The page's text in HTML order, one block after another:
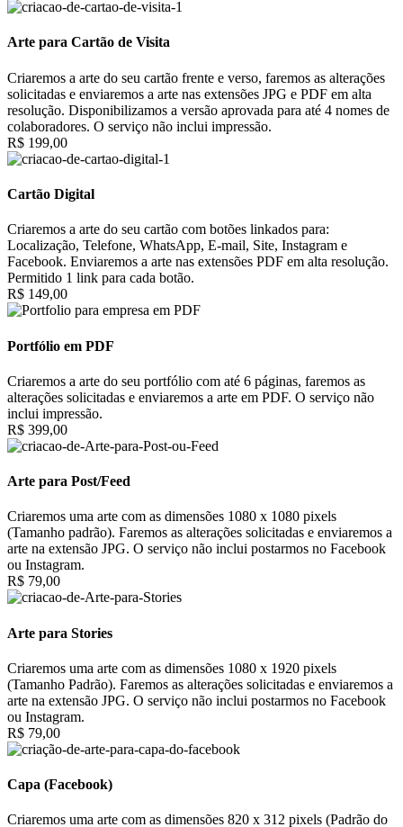
Arte para Cartão de Visita
Criaremos a arte do seu cartão frente e verso, faremos as alterações
solicitadas e enviaremos a arte nas extensões JPG e PDF em alta
resolução. Disponibilizamos a versão aprovada para até 4 nomes de
colaboradores. O serviço não inclui impressão.
R$ 199,00
Cartão Digital
Criaremos a arte do seu cartão com botões linkados para:
Localização, Telefone, WhatsApp, E-mail, Site, Instagram e
Facebook. Enviaremos a arte nas extensões PDF em alta resolução.
Permitido 1 link para cada botão.
R$ 149,00
Portfólio em PDF
Criaremos a arte do seu portfólio com até 6 páginas, faremos as
alterações solicitadas e enviaremos a arte em PDF. O serviço não
inclui impressão.
R$ 399,00
Arte para Post/Feed
Criaremos uma arte com as dimensões 1080 x 1080 pixels
(Tamanho padrão). Faremos as alterações solicitadas e enviaremos a
arte na extensão JPG. O serviço não inclui postarmos no Facebook
ou Instagram.
R$ 79,00
Arte para Stories
Criaremos uma arte com as dimensões 1080 x 1920 pixels
(Tamanho Padrão). Faremos as alterações solicitadas e enviaremos a
arte na extensão JPG. O serviço não inclui postarmos no Facebook
ou Instagram.
R$ 79,00
Capa (Facebook)
Criaremos uma arte com as dimensões 820 x 312 pixels (Padrão do